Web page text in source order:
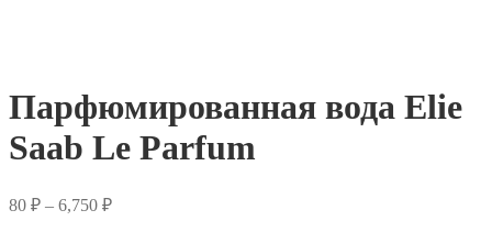
Парфюмированная вода Elie
Saab Le Parfum
80 ₽ – 6,750 ₽Диапазон